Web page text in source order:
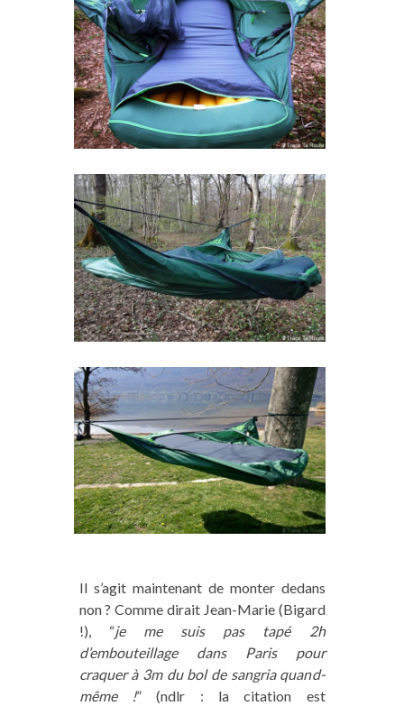
Il s’agit maintenant de monter dedans
non ? Comme dirait Jean-Marie (Bigard
!), “je me suis pas tapé 2h
d’embouteillage dans Paris pour
craquer à 3m du bol de sangria quand-
même !” (ndlr : la citation est